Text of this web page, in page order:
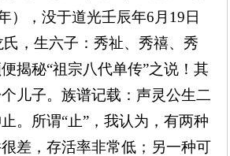
），没于道光壬辰年6月19日
氏，生六子：秀祉、秀禧、秀
揭秘“祖宗八代单传”之说！其
儿子。族谱记载：声灵公生二
。所谓“止”，我认为，有两种
差，存活率非常低；另一种可